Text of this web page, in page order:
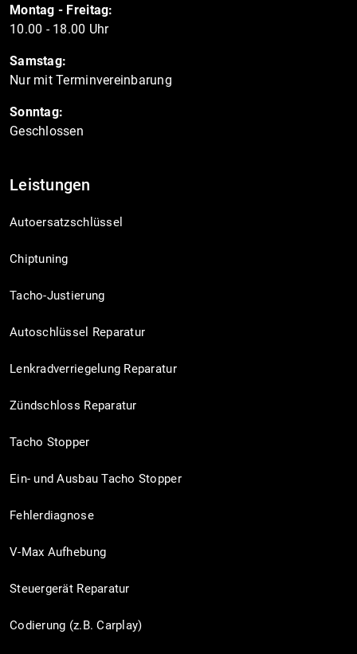
Montag - Freitag:
10.00 - 18.00 Uhr
Samstag:
Nur mit Terminvereinbarung
Sonntag:
Geschlossen
Leistungen
Autoersatzschlüssel
Chiptuning
Tacho-Justierung
Autoschlüssel Reparatur
Lenkradverriegelung Reparatur
Zündschloss Reparatur
Tacho Stopper
Ein- und Ausbau Tacho Stopper
Fehlerdiagnose
V-Max Aufhebung
Steuergerät Reparatur
Codierung (z.B. Carplay)